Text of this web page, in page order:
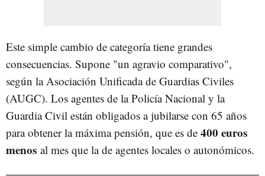
Este simple cambio de categoría tiene grandes
consecuencias. Supone "un agravio comparativo",
según la Asociación Unificada de Guardias Civiles
(AUGC). Los agentes de la Policía Nacional y la
Guardia Civil están obligados a jubilarse con 65 años
para obtener la máxima pensión, que es de 400 euros
menos al mes que la de agentes locales o autonómicos.